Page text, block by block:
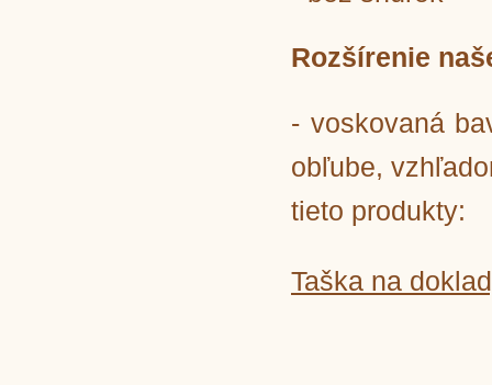
Rozšírenie
- voskovaná
obľube,
tieto produkty:
Taška na